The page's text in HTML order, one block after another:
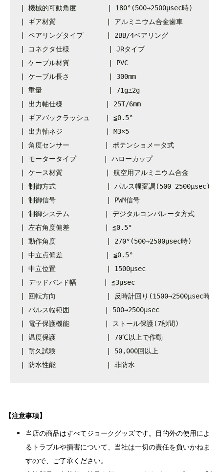
| 機械的可動角度        |
| ギア材質             | アルミニ
| ベアリングタイプ      | 2BB/
| コネクタ仕様          |
| ケーブル材質
| ケーブル長さ
| 重量                 |
| 出力軸仕様           |
| ギアバックラッシュ
| 出力軸ネジ
| 角度センサー         | ポテン
| モータータイプ       | ハ
| ケース材質           | 航空用アル
| 制御方式             | パルス幅変調
| 制御信号             |
| 制御システム         | デジタルコン
| 左右角度偏差
| 動作角度             |
| 中立点偏差
| 中立位置             |
| デッドバンド幅
| 回転方向             | 反時計回り
| パルス幅範囲         |
| 電子保護機能         | ストール
| 温度保護             | 70℃
| 耐久試験             |
| 防水性能
【注意事項】
当店の商品はすべてジョークグッズです。目的外の使用によ
るトラブルや損害について、当社は一切の責任を負いかねま
すので、ご了承ください。